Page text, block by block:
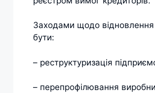
Заходами щодо відновлення
бути:
– реструктуризація
– перепрофілювання